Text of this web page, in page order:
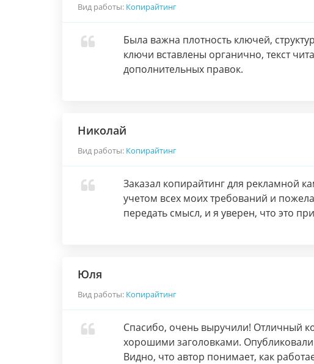
Вид работы: Копирайтинг
Была важна плотность ключей,
ключи вставлены органично, текст
дополнительных правок.
Николай
Вид работы: Копирайтинг
Заказал копирайтинг для рекламной
учетом всех моих требований и
передать смысл, и я уверен, что это
Юля
Вид работы: Копирайтинг
Спасибо, очень выручили! Отличный
хорошими заголовками.
Видно, что автор понимает, как